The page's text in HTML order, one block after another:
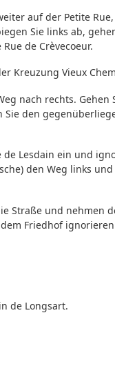
auf der Petite
Sie links ab,
de Crèvecoeur.
Kreuzung Vieux
nach rechts.
den
Lesdain ein und
den Weg links
Straße und nehmen
Friedhof
de Longsart.